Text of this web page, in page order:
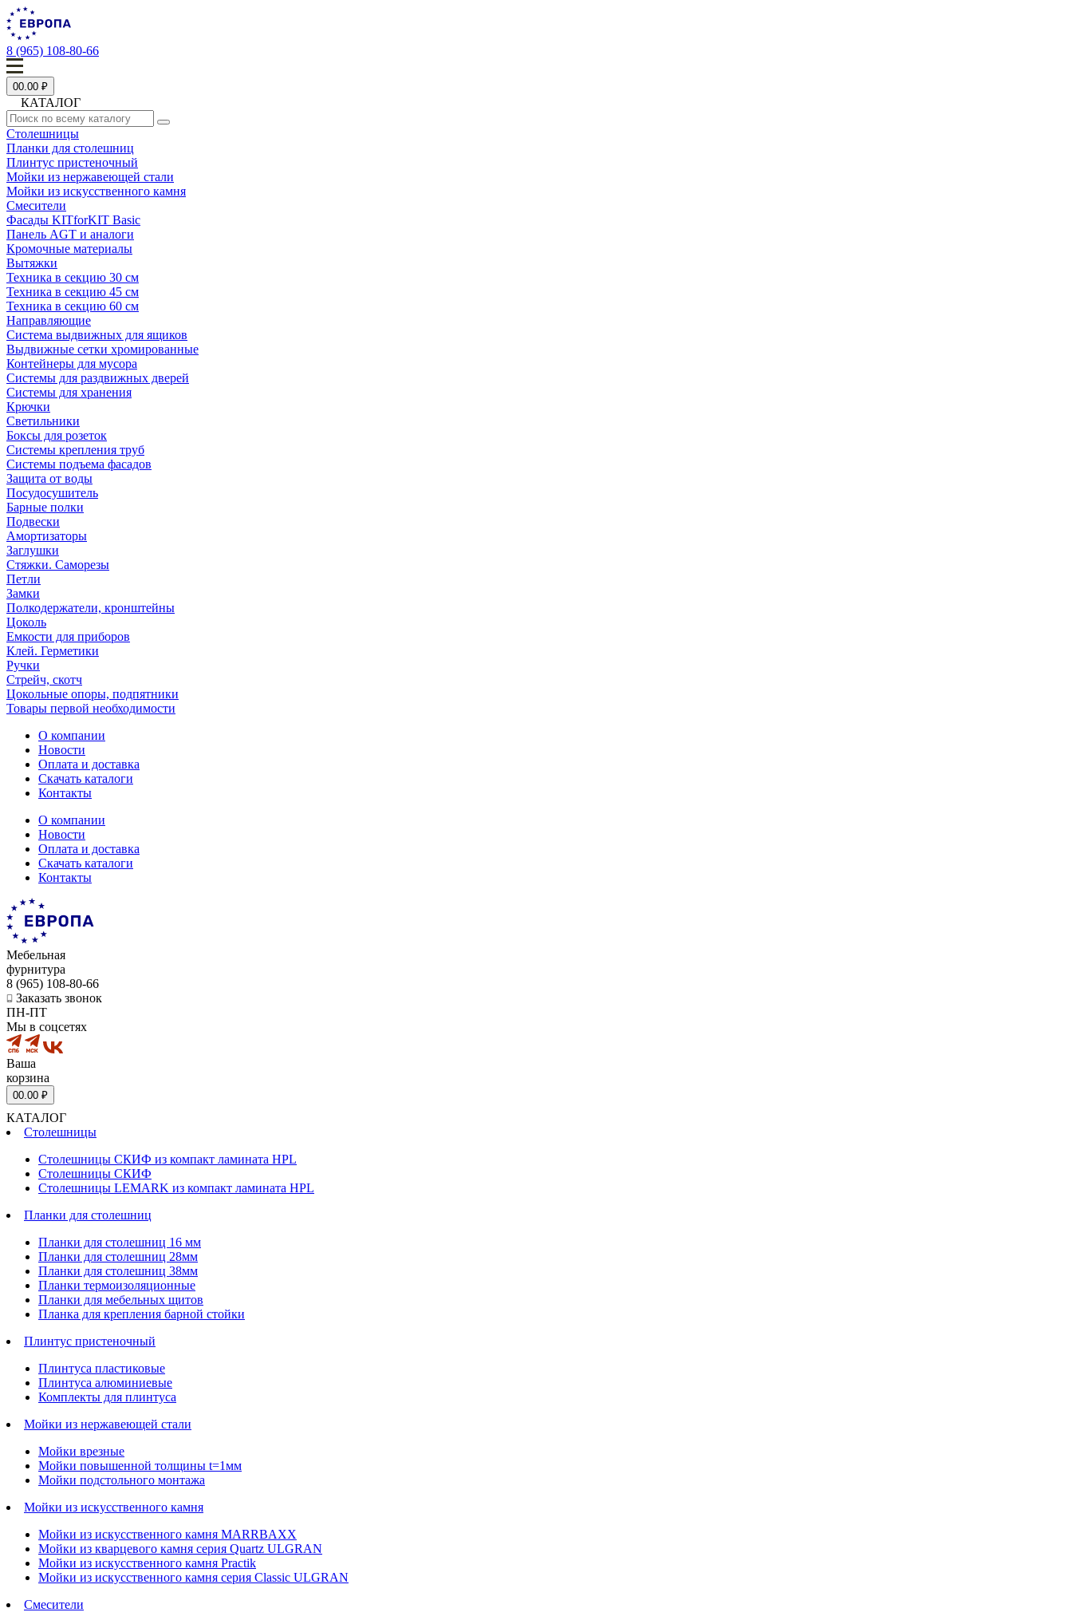
8 (965) 108-80-66
00.00 ₽
КАТАЛОГ
Столешницы
Планки для столешниц
Плинтус пристеночный
Мойки из нержавеющей стали
Мойки из искусственного камня
Смесители
Фасады KITforKIT Basic
Панель AGT и аналоги
Кромочные материалы
Вытяжки
Техника в секцию 30 см
Техника в секцию 45 см
Техника в секцию 60 см
Направляющие
Система выдвижных для ящиков
Выдвижные сетки хромированные
Контейнеры для мусора
Системы для раздвижных дверей
Системы для хранения
Крючки
Светильники
Боксы для розеток
Системы крепления труб
Системы подъема фасадов
Защита от воды
Посудосушитель
Барные полки
Подвески
Амортизаторы
Заглушки
Стяжки. Саморезы
Петли
Замки
Полкодержатели, кронштейны
Цоколь
Емкости для приборов
Клей. Герметики
Ручки
Стрейч, скотч
Цокольные опоры, подпятники
Товары первой необходимости
О компании
Новости
Оплата и доставка
Скачать каталоги
Контакты
О компании
Новости
Оплата и доставка
Скачать каталоги
Контакты
Мебельная
фурнитура
8 (965) 108-80-66
Заказать звонок
ПН-ПТ
Мы в соцсетях
Ваша
корзина
00.00 ₽
КАТАЛОГ
Столешницы
Столешницы СКИФ из компакт ламината HPL
Столешницы СКИФ
Столешницы LEMARK из компакт ламината HPL
Планки для столешниц
Планки для столешниц 16 мм
Планки для столешниц 28мм
Планки для столешниц 38мм
Планки термоизоляционные
Планки для мебельных щитов
Планка для крепления барной стойки
Плинтус пристеночный
Плинтуса пластиковые
Плинтуса алюминиевые
Комплекты для плинтуса
Мойки из нержавеющей стали
Мойки врезные
Мойки повышенной толщины t=1мм
Мойки подстольного монтажа
Мойки из искусственного камня
Мойки из искусственного камня MARRBAXX
Мойки из кварцевого камня серия Quartz ULGRAN
Мойки из искусственного камня Practik
Мойки из искусственного камня серия Classic ULGRAN
Смесители